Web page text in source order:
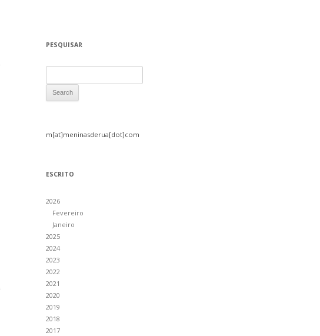
PESQUISAR
m[at]meninasderua[dot]com
ESCRITO
2026
Fevereiro
Janeiro
2025
2024
2023
2022
2021
2020
2019
2018
2017